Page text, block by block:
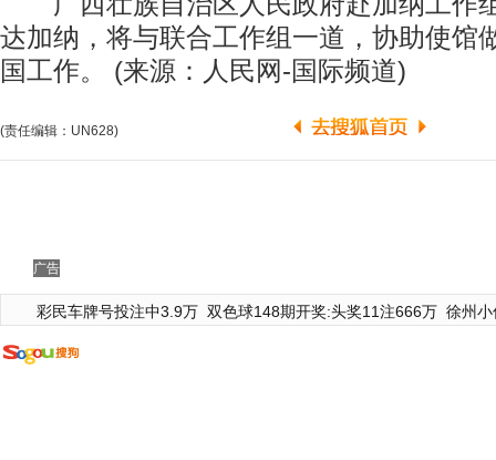
达加纳，将与联合工作组一道，协助使馆
国工作。 (来源：人民网-国际频道)
(责任编辑：UN628)
广告
彩民车牌号投注中3.9万 双色球148期开奖:头奖11注666万 徐州